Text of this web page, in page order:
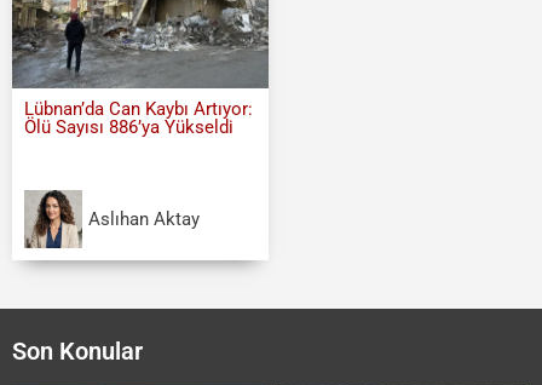
Lübnan’da Can Kaybı Artıyor:
Ölü Sayısı 886’ya Yükseldi
Aslıhan Aktay
Son Konular